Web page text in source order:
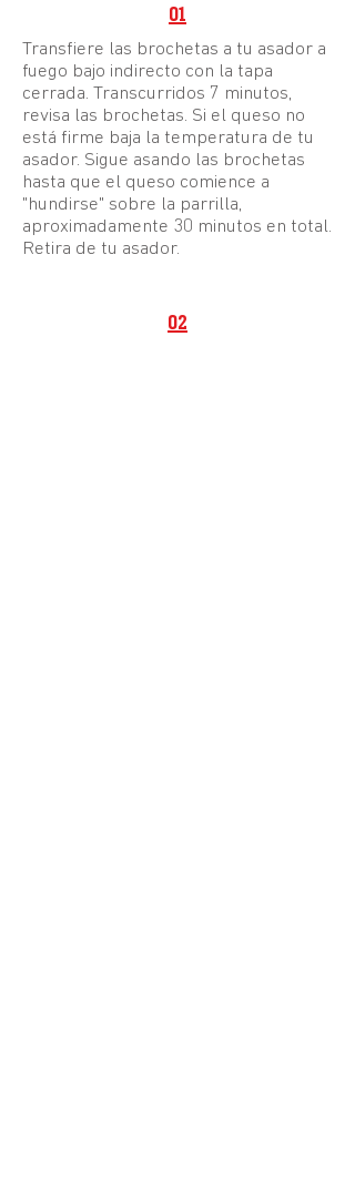
01
Transfiere las brochetas a tu asador a
fuego bajo indirecto con la tapa
cerrada. Transcurridos 7 minutos,
revisa las brochetas. Si el queso no
está firme baja la temperatura de tu
asador. Sigue asando las brochetas
hasta que el queso comience a
"hundirse" sobre la parrilla,
aproximadamente 30 minutos en total.
Retira de tu asador.
02